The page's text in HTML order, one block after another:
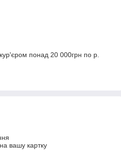
понад 20 000грн по р.
вашу картку